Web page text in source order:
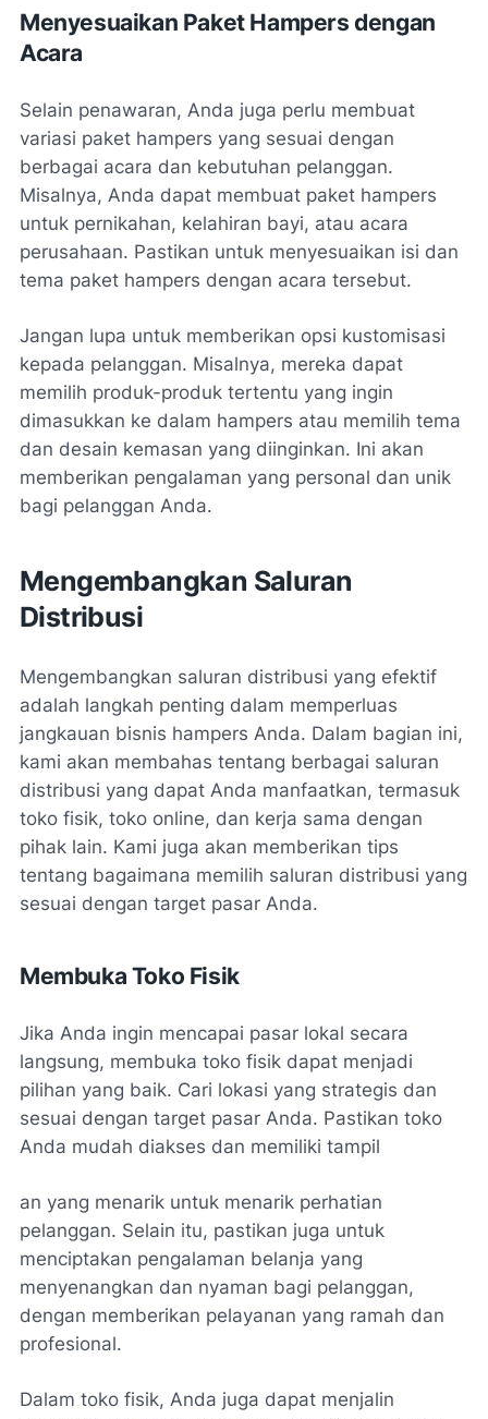
Menyesuaikan Paket Hampers dengan
Acara
Selain penawaran, Anda juga perlu membuat
variasi paket hampers yang sesuai dengan
berbagai acara dan kebutuhan pelanggan.
Misalnya, Anda dapat membuat paket hampers
untuk pernikahan, kelahiran bayi, atau acara
perusahaan. Pastikan untuk menyesuaikan isi dan
tema paket hampers dengan acara tersebut.
Jangan lupa untuk memberikan opsi kustomisasi
kepada pelanggan. Misalnya, mereka dapat
memilih produk-produk tertentu yang ingin
dimasukkan ke dalam hampers atau memilih tema
dan desain kemasan yang diinginkan. Ini akan
memberikan pengalaman yang personal dan unik
bagi pelanggan Anda.
Mengembangkan Saluran
Distribusi
Mengembangkan saluran distribusi yang efektif
adalah langkah penting dalam memperluas
jangkauan bisnis hampers Anda. Dalam bagian ini,
kami akan membahas tentang berbagai saluran
distribusi yang dapat Anda manfaatkan, termasuk
toko fisik, toko online, dan kerja sama dengan
pihak lain. Kami juga akan memberikan tips
tentang bagaimana memilih saluran distribusi yang
sesuai dengan target pasar Anda.
Membuka Toko Fisik
Jika Anda ingin mencapai pasar lokal secara
langsung, membuka toko fisik dapat menjadi
pilihan yang baik. Cari lokasi yang strategis dan
sesuai dengan target pasar Anda. Pastikan toko
Anda mudah diakses dan memiliki tampil
an yang menarik untuk menarik perhatian
pelanggan. Selain itu, pastikan juga untuk
menciptakan pengalaman belanja yang
menyenangkan dan nyaman bagi pelanggan,
dengan memberikan pelayanan yang ramah dan
profesional.
Dalam toko fisik, Anda juga dapat menjalin